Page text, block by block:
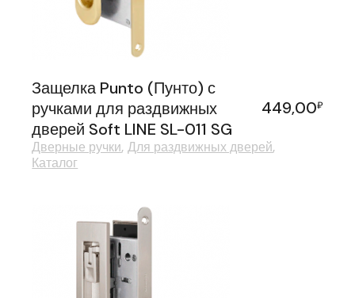
Защелка Punto (Пунто) с
ручками для раздвижных
дверей Soft LINE SL-011 SG
449,00₽
Дверные ручки Для раздвижных дверей
Каталог